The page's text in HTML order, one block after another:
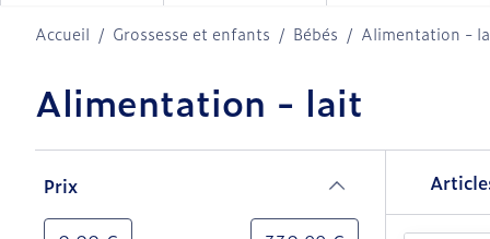
Accueil / Grossesse et enfants / Bébés / Alimentation -
Alimentation - lait
Prix